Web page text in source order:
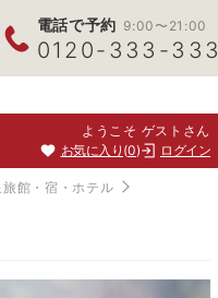
電話で予約 9:00〜21:00
0120-333-333
ようこそ ゲストさん
お気に入り 0 ログイン
館・宿・ホテル